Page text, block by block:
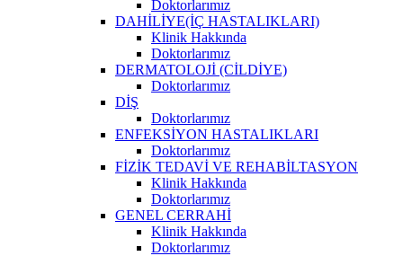
Doktorlarımız
DAHİLİYE(İÇ HASTALIKLARI)
Klinik Hakkında
Doktorlarımız
DERMATOLOJİ (CİLDİYE)
Doktorlarımız
DİŞ
Doktorlarımız
ENFEKSİYON HASTALIKLARI
Doktorlarımız
FİZİK TEDAVİ VE REHABİLTASYON
Klinik Hakkında
Doktorlarımız
GENEL CERRAHİ
Klinik Hakkında
Doktorlarımız